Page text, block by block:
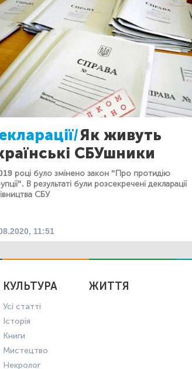
Як живуть
СБУшники
році було змінено закон "Про протидію
В результаті були розсекречені декларації
СБУ
11:51
КУЛЬТУРА
Усі статті
Історія
Книги
Мистецтво
Некролог
ЖИТТЯ